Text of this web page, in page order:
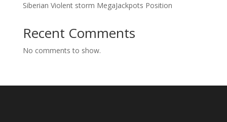
Siberian Violent storm MegaJackpots Position
Recent Comments
No comments to show.